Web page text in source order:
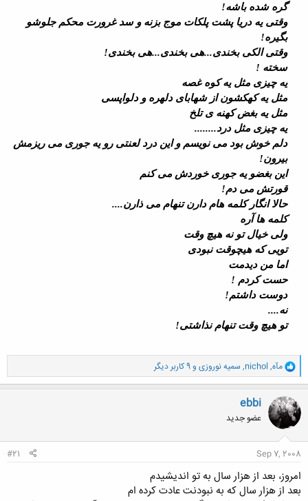
گره شده باشه!
وقتی یه دریا پشت پلکات موج بزنه و سد غرورت محکم جلوشو
بگیره!
وقتی الکی بخندی...هی بخندی...هی بخندی!
سخته !
یه چیزی مثل یه کوه غصه
مثل یه کهکشون از شهابای دلهره و دلواپسی
مثل یه بغض کهنه ی تلخ
یه چیزی مثل درد........
دلم خوش بود می نویسم و این درد لعنتی رو یه جوری می ریزمش
بیرون!
این بغضو یه جوری خوردش می کنم
قورتش می دم!
حالا انگار کلمه هام دارن تنهام می ذارن....
کلمه ها آره
ولی خیال تو نه هیچ وقت
تویی که هیچوقت نبودی
اما من دیدمت
حست کردم !
دوست داشتم!
نه....
تو هیچ وقت تنهام نذاشتی!
و
ا
ک
ن
ش
ه
ا
مآه,
nichol
, سمیه نوروزی و 9 کاربر دیگر
ebbi
عضو جدید
Sep 7, 2008
#21
امروز، بعد از هزار سال به تو انديشيدم
بعد از هزار سال كه به نبودنت عادت كرده ام